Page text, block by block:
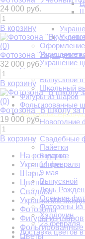
Украшение
Украшение
Украшение на
Выпускной в
Школьный
Фигуры из шаров
Фольгированные
Фотозоны. Аренда
Новогодние
Аренда
Свадебные
Пайетки
8 марта
14 февраля
9 мая
Выпускной
День
Осенние
Фотозоны
Хэллоуин
23 февраля
Доставка цветов
24 000 руб.
В корзину
(0)
Фотозона "Вкус
32 000 руб.
В корзину
(0)
Фотозона "В школу за
19 000 руб.
В корзину
На рождение
Украшение
Шары
Цветы
Свадьба
Украшение
Фотозоны
Фигуры из шаров
Цветы